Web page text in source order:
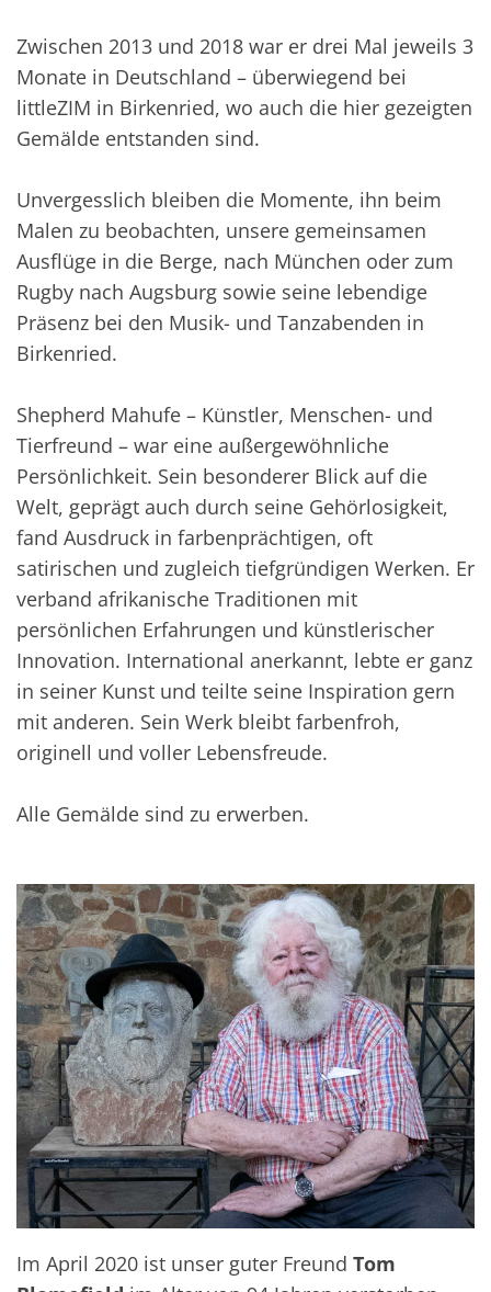
Zwischen 2013 und 2018 war er drei Mal jeweils 3
Monate in Deutschland – überwiegend bei
littleZIM in Birkenried, wo auch die hier gezeigten
Gemälde entstanden sind.
Unvergesslich bleiben die Momente, ihn beim
Malen zu beobachten, unsere gemeinsamen
Ausflüge in die Berge, nach München oder zum
Rugby nach Augsburg sowie seine lebendige
Präsenz bei den Musik- und Tanzabenden in
Birkenried.
Shepherd Mahufe – Künstler, Menschen- und
Tierfreund – war eine außergewöhnliche
Persönlichkeit. Sein besonderer Blick auf die
Welt, geprägt auch durch seine Gehörlosigkeit,
fand Ausdruck in farbenprächtigen, oft
satirischen und zugleich tiefgründigen Werken. Er
verband afrikanische Traditionen mit
persönlichen Erfahrungen und künstlerischer
Innovation. International anerkannt, lebte er ganz
in seiner Kunst und teilte seine Inspiration gern
mit anderen. Sein Werk bleibt farbenfroh,
originell und voller Lebensfreude.
Alle Gemälde sind zu erwerben.
Im April 2020 ist unser guter Freund Tom